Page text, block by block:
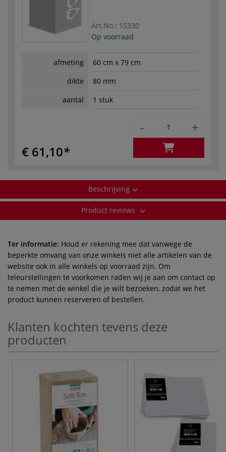
Art.No.: 15330
Op voorraad
afmeting
60 cm x 79 cm
dikte
80 mm
aantal
1 stuk
€ 61,10
- +
Beschrijving
Product reviews
Ter informatie: Houd er rekening mee dat vanwege de
beperkte omvang van onze winkels niet alle artikelen van de
website ook in alle winkels op voorraad zijn. Om
teleurstellingen te voorkomen raden wij je aan om contact op
te nemen met de winkel die je wilt bezoeken, zodat we het
product kunnen reserveren of bestellen.
Klanten kochten tevens deze
producten